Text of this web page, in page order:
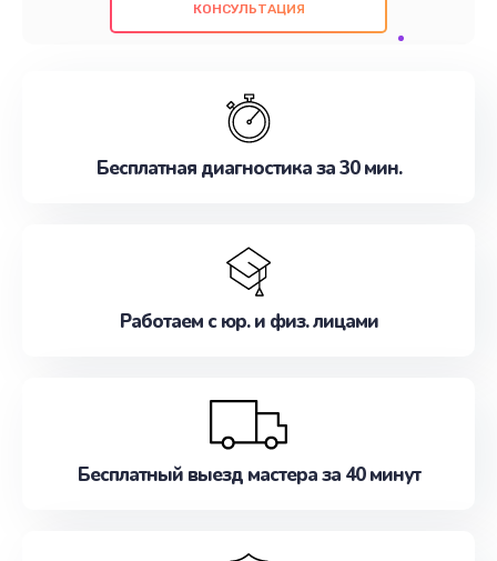
проведенных работ. Наша цель - предоставить
наилучшим образом. Не медлите записаться на
КОНСУЛЬТАЦИЯ
Бесплатная диагностика за 30 мин.
Работаем с юр. и физ. лицами
Бесплатный выезд мастера за 40 минут